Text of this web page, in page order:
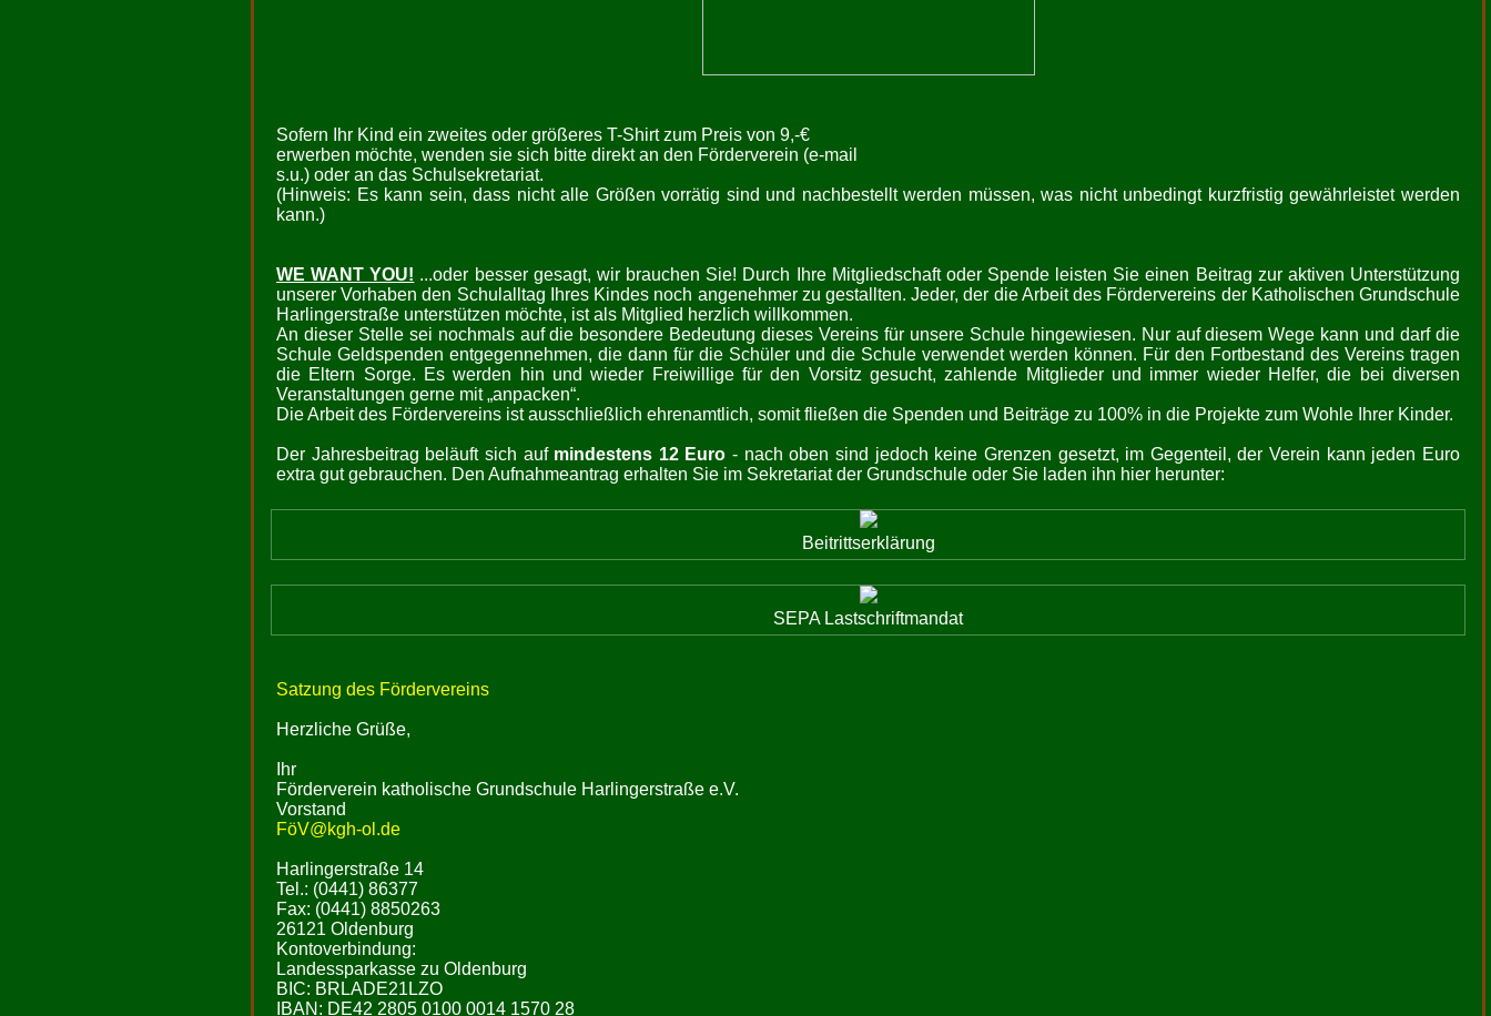
Sofern Ihr Kind ein zweites oder größeres T-Shirt zum Preis von 9,-€
erwerben möchte, wenden sie sich bitte direkt an den Förderverein (e-mail
s.u.) oder an das Schulsekretariat.
(Hinweis: Es kann sein, dass nicht alle Größen vorrätig sind und nachbestellt werden müssen, was nicht unbedingt kurzfristig gewährleistet werden
kann.)
WE WANT YOU! ...oder besser gesagt, wir brauchen Sie! Durch Ihre Mitgliedschaft oder Spende leisten Sie einen Beitrag zur aktiven Unterstützung
unserer Vorhaben den Schulalltag Ihres Kindes noch angenehmer zu gestallten. Jeder, der die Arbeit des Fördervereins der Katholischen Grundschule
Harlingerstraße unterstützen möchte, ist als Mitglied herzlich willkommen.
An dieser Stelle sei nochmals auf die besondere Bedeutung dieses Vereins für unsere Schule hingewiesen. Nur auf diesem Wege kann und darf die
Schule Geldspenden entgegennehmen, die dann für die Schüler und die Schule verwendet werden können. Für den Fortbestand des Vereins tragen
die Eltern Sorge. Es werden hin und wieder Freiwillige für den Vorsitz gesucht, zahlende Mitglieder und immer wieder Helfer, die bei diversen
Veranstaltungen gerne mit „anpacken“.
Die Arbeit des Fördervereins ist ausschließlich ehrenamtlich, somit fließen die Spenden und Beiträge zu 100% in die Projekte zum Wohle Ihrer Kinder.
Der Jahresbeitrag beläuft sich auf mindestens 12 Euro - nach oben sind jedoch keine Grenzen gesetzt, im Gegenteil, der Verein kann jeden Euro
extra gut gebrauchen. Den Aufnahmeantrag erhalten Sie im Sekretariat der Grundschule oder Sie laden ihn hier herunter:
Beitrittserklärung
SEPA Lastschriftmandat
Satzung des Fördervereins
Herzliche Grüße,
Ihr
Förderverein katholische Grundschule Harlingerstraße e.V.
Vorstand
FöV@kgh-ol.de
Harlingerstraße 14
Tel.: (0441) 86377
Fax: (0441) 8850263
26121 Oldenburg
Kontoverbindung:
Landessparkasse zu Oldenburg
BIC: BRLADE21LZO
IBAN: DE42 2805 0100 0014 1570 28